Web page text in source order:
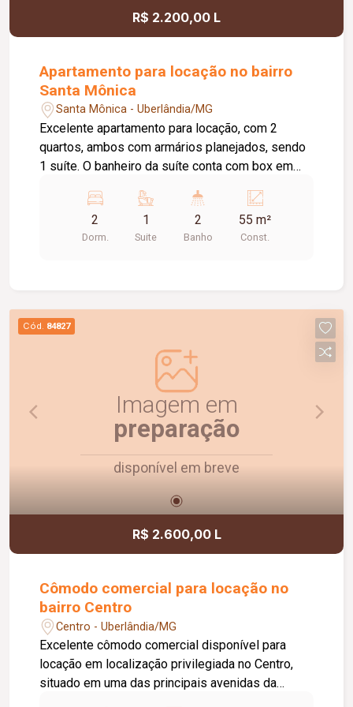
R$ 2.200,00 L
Apartamento para locação no bairro
Santa Mônica
Santa Mônica - Uberlândia/MG
Excelente apartamento para locação, com 2
quartos, ambos com armários planejados, sendo
1 suíte. O banheiro da suíte conta com box em
ampla e bem iluminada, sacada com
churrasqueira, cozinha com armários planejados e
cooktop, área de serviço com armário e banheiro
com capacidade para 2 carros. Um imóvel
confortável, funcional e pronto para morar.
Agende uma visita e conheça!
2
Dorm.
1
Suite
2
Banho
55 m²
Const.
Cód. 84827
Imagem em
preparação
disponível em breve
R$ 2.600,00 L
Cômodo comercial para locação no
bairro Centro
Centro - Uberlândia/MG
Excelente cômodo comercial disponível para
locação em localização privilegiada no Centro,
situado em uma das principais avenidas da